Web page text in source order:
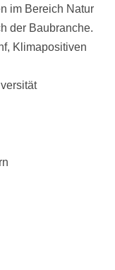
im Bereich Natur
der Baubranche.
Klimapositiven